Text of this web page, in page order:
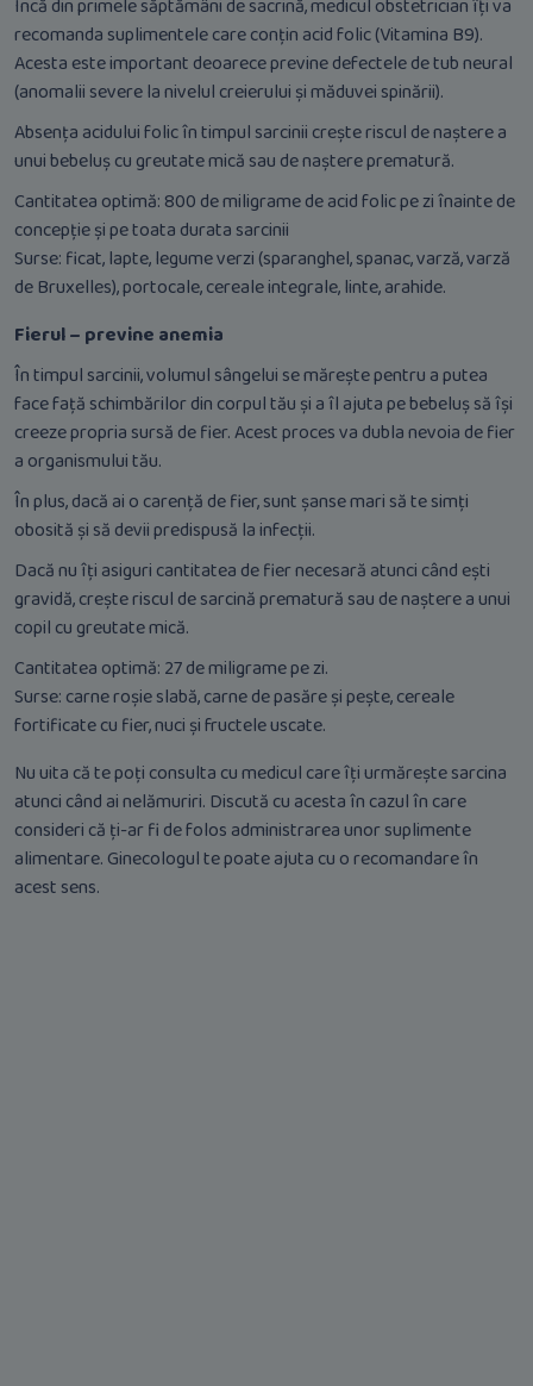
Încă din primele săptămâni de sacrină, medicul obstetrician îți va
recomanda suplimentele care conțin acid folic (Vitamina B9).
Acesta este important deoarece previne defectele de tub neural
(anomalii severe la nivelul creierului și măduvei spinării).
Absența acidului folic în timpul sarcinii crește riscul de naștere a
unui bebeluș cu greutate mică sau de naștere prematură.
Cantitatea optimă: 800 de miligrame de acid folic pe zi înainte de
concepție și pe toata durata sarcinii
Surse: ficat, lapte, legume verzi (sparanghel, spanac, varză, varză
de Bruxelles), portocale, cereale integrale, linte, arahide.
Fierul – previne anemia
În timpul sarcinii, volumul sângelui se mărește pentru a putea
face față schimbărilor din corpul tău și a îl ajuta pe bebeluș să își
creeze propria sursă de fier. Acest proces va dubla nevoia de fier
a organismului tău.
În plus, dacă ai o carență de fier, sunt șanse mari să te simți
obosită și să devii predispusă la infecții.
Dacă nu îți asiguri cantitatea de fier necesară atunci când ești
gravidă, crește riscul de sarcină prematură sau de naștere a unui
copil cu greutate mică.
Cantitatea optimă: 27 de miligrame pe zi.
Surse: carne roșie slabă, carne de pasăre și pește, cereale
fortificate cu fier, nuci și fructele uscate.
Nu uita că te poți consulta cu medicul care îți urmărește sarcina
atunci când ai nelămuriri. Discută cu acesta în cazul în care
consideri că ți-ar fi de folos administrarea unor suplimente
alimentare. Ginecologul te poate ajuta cu o recomandare în
acest sens.